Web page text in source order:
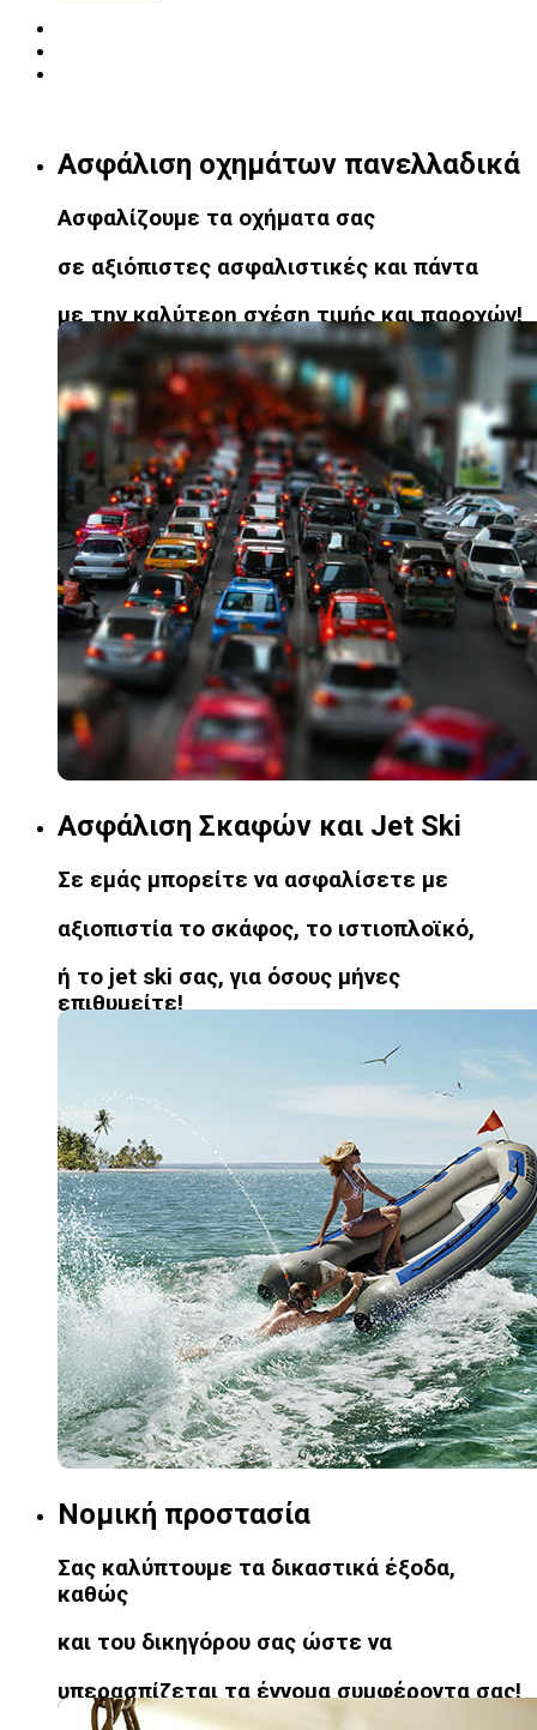
Ασφάλιση οχημάτων πανελλαδικά
Ασφαλίζουμε τα οχήματα σας
σε αξιόπιστες ασφαλιστικές και πάντα
με την καλύτερη σχέση τιμής και παροχών!
Ασφάλιση Σκαφών και Jet Ski
Σε εμάς μπορείτε να ασφαλίσετε με
αξιοπιστία το σκάφος, το ιστιοπλοϊκό,
ή το jet ski σας, για όσους μήνες
επιθυμείτε!
Νομική προστασία
Σας καλύπτουμε τα δικαστικά έξοδα,
καθώς
και του δικηγόρου σας ώστε να
υπερασπίζεται τα έννομα συμφέροντα σας!